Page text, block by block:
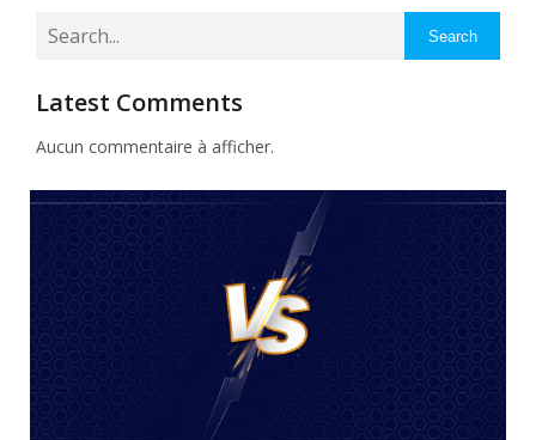
Search
Latest Comments
Aucun commentaire à afficher.